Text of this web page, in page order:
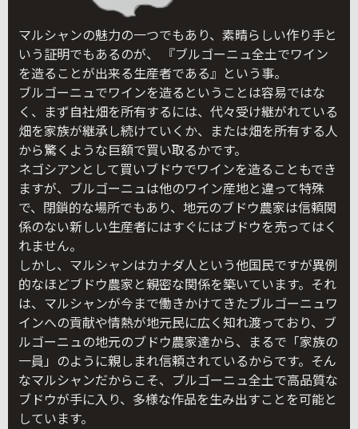
マルシャンの魅力の一つでもあり、素晴らしい作り手と
いう証明でもあるのが、 『ブルゴーニュ全土でワイン
を造ることが出来る生産者である』という事。
ブルゴーニュでワインを造るということは容易ではな
く、まず自社畑を所有するには、代々受け継がれている
畑を家族が継承し続けていくか、または畑を所有する人
から驚くような巨額で買い取るかです。
ネゴシアンとして買いブドウでワインを造ることもでき
ますが、ブルゴーニュは他のワイン産地と違って特殊
で、閉鎖的な場所でもあり、地元のブドウ農家は信頼関
係のない新しい生産者にはすぐにはブドウを売ってはく
れません。
しかし、マルシャンはカナダ人という他国民ですが異例
的なほどブドウ農家と親密な関係を築いています。それ
は、マルシャンが今まで働きかけてきたブルゴーニュワ
インへの貢献や情熱が地元民に広く知れ渡っており、ブ
ルゴーニュの地元のブドウ農家達から、まるで「家族の
一員」のように親しまれ信頼されているからです。そん
なマルシャンだからこそ、ブルゴーニュ全土で高品質な
ブドウが手に入り、多様な作品を生み出すことを可能と
しています。